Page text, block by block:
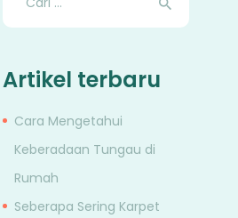
untuk:
Artikel terbaru
Cara Mengetahui
Keberadaan Tungau di
Rumah
Seberapa Sering Karpet